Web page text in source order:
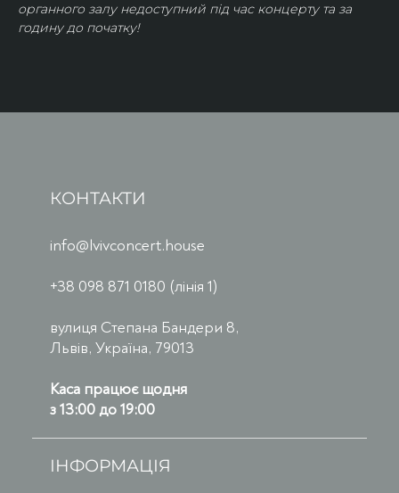
органного залу недоступний під час концерту та за
годину до початку!
КОНТАКТИ
info@lvivconcert.house
+38 098 871 0180 (лінія 1)
вулиця Степана Бандери 8,
Львів, Україна, 79013
Каса працює щодня
з 13:00 до 19:00
ІНФОРМАЦІЯ